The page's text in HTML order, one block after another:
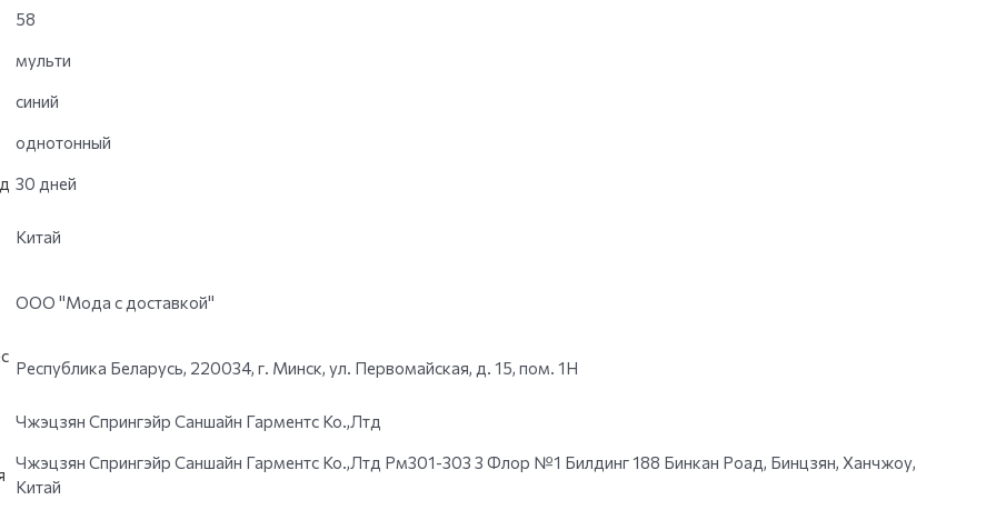
58
мульти
синий
однотонный
30 дней
Китай
ООО "Мода с доставкой"
Республика Беларусь, 220034, г. Минск, ул. Первомайская, д. 15, пом. 1Н
Чжэцзян Спрингэйр Саншайн Гарментс Ко.,Лтд
Чжэцзян Спрингэйр Саншайн Гарментс Ко.,Лтд Рм301-303 3 Флор №1 Билдинг 188 Бинкан Роад, Бинцзян, Ханчжоу,
Китай